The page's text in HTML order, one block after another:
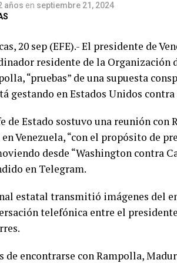
años en septiembre 21, 2024
20 sep (EFE).- El presidente de
residente de la Organización
“pruebas” de una supuesta
gestando en Estados Unidos
de Estado sostuvo una reunión
en Venezuela, “con el propósito de
desde “Washington contra
en Telegram.
estatal transmitió imágenes del
telefónica entre el
de encontrarse con Rampolla,